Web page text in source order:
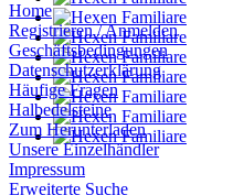
Home
Registrieren / Anmelden
Geschäftsbedingungen
Datenschutzerklärung
Häufige Fragen
Halbedelsteine
Zum Herunterladen
Unsere Einzelhändler
Impressum
Erweiterte Suche